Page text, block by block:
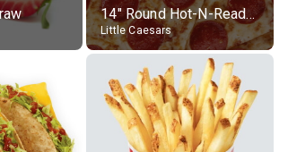
14" Round Hot-N-Ready Pepperoni Pizza
Little Caesars